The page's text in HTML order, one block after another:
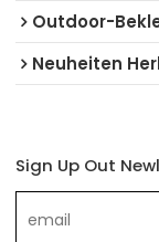
Outdoor-
Neuheiten
Sign Up Out